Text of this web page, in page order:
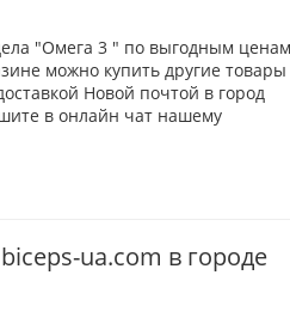
"Омега 3 " по выгодным
можно купить другие товары
Новой почтой в город
в онлайн чат нашему
ua.com в городе